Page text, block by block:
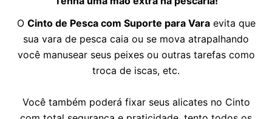
O Cinto de Pesca com Suporte para Varaevita que
sua vara de pesca caia ou se mova atrapalhando
você manusear seus peixes ou outras tarefas como
troca de iscas, etc.
Você também poderá fixar seus alicates no Cinto